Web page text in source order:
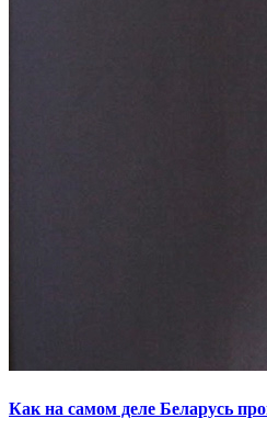
Как на самом деле Беларусь